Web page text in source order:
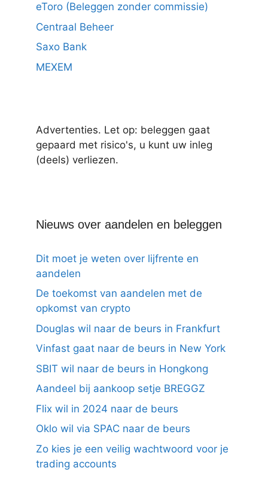
eToro (Beleggen zonder commissie)
Centraal Beheer
Saxo Bank
MEXEM
Advertenties. Let op: beleggen gaat
gepaard met risico's, u kunt uw inleg
(deels) verliezen.
Nieuws over aandelen en beleggen
Dit moet je weten over lijfrente en
aandelen
De toekomst van aandelen met de
opkomst van crypto
Douglas wil naar de beurs in Frankfurt
Vinfast gaat naar de beurs in New York
SBIT wil naar de beurs in Hongkong
Aandeel bij aankoop setje BREGGZ
Flix wil in 2024 naar de beurs
Oklo wil via SPAC naar de beurs
Zo kies je een veilig wachtwoord voor je
trading accounts